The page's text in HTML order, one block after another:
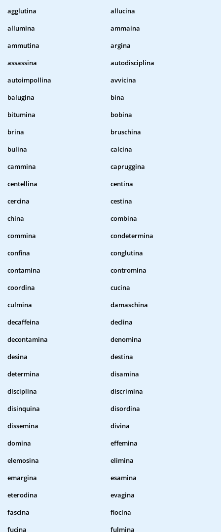
agglutina
allucina
allumina
ammaina
ammutina
argina
assassina
autodisciplina
autoimpollina
avvicina
balugina
bina
bitumina
bobina
brina
bruschina
bulina
calcina
cammina
capruggina
centellina
centina
cercina
cestina
china
combina
commina
condetermina
confina
conglutina
contamina
contromina
coordina
cucina
culmina
damaschina
decaffeina
declina
decontamina
denomina
desina
destina
determina
disamina
disciplina
discrimina
disinquina
disordina
dissemina
divina
domina
effemina
elemosina
elimina
emargina
esamina
eterodina
evagina
fascina
fiocina
fucina
fulmina